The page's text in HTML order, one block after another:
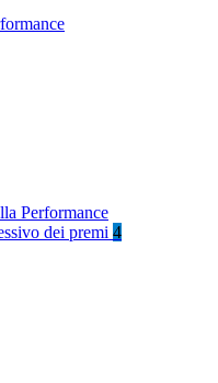
Performance
dei premi 4